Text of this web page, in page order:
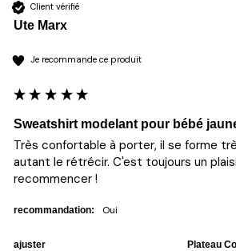
Client vérifié
Ute Marx
Je recommande ce produit
Sweatshirt modelant pour bébé
Très confortable à porter, il se forme
autant le rétrécir. C'est toujours un
recommencer !
recommandation: oui
ajuster Plateau